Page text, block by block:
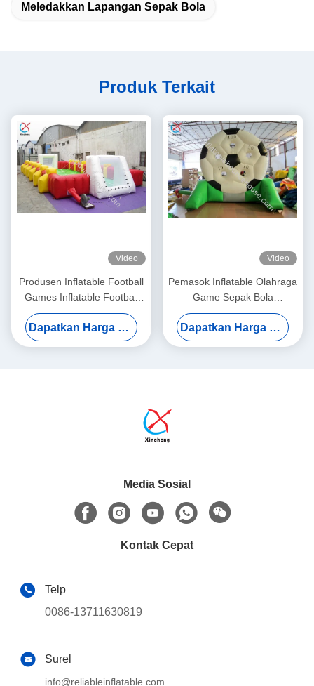
Meledakkan Lapangan Sepak Bola
Produk Terkait
Video
Produsen Inflatable Football
Games Inflatable Football
Field Game Interaktif
Dapatkan Harga Terbaik
Video
Pemasok Inflatable Olahraga
Game Sepak Bola
Menembak Game Interaktif
Skor Game
Dapatkan Harga Terbaik
Media Sosial
Kontak Cepat
Telp
0086-13711630819
Surel
info@reliableinflatable.com